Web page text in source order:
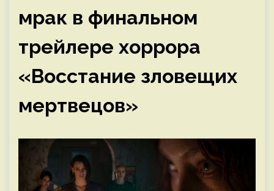
мрак в финальном
трейлере хоррора
«Восстание зловещих
мертвецов»